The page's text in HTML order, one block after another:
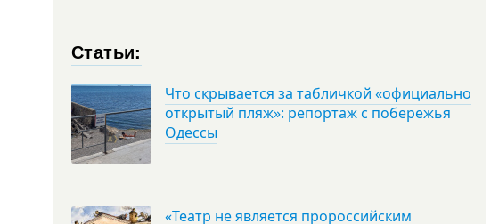
Статьи:
Что скрывается за табличкой «официально
открытый пляж»: репортаж с побережья
Одессы
«Театр не является пророссийским